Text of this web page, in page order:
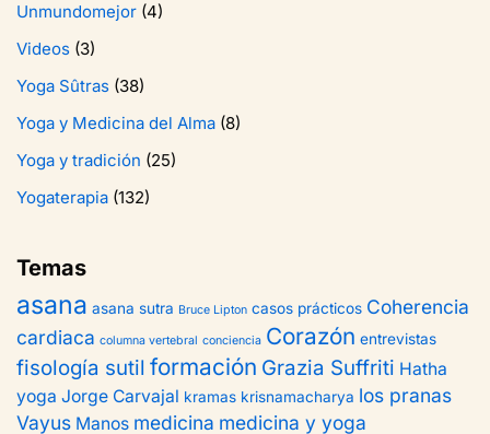
Unmundomejor (4)
Videos (3)
Yoga Sûtras (38)
Yoga y Medicina del Alma (8)
Yoga y tradición (25)
Yogaterapia (132)
Temas
asana asana sutra Bruce Lipton casos prácticos Coherencia
cardiaca columna vertebral conciencia Corazón entrevistas
fisología sutil formación Grazia Suffriti Hatha
yoga Jorge Carvajal kramas krisnamacharya los pranas
Vayus Manos medicina medicina y yoga